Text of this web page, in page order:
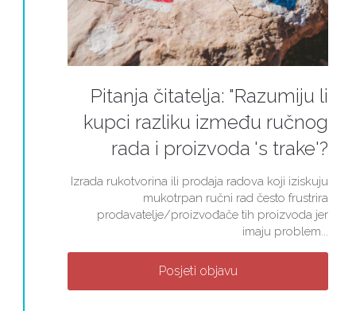
Pitanja čitatelja: "Razumiju li
kupci razliku između ručnog
rada i proizvoda 's trake'?
Izrada rukotvorina ili prodaja radova koji iziskuju
mukotrpan ručni rad često frustrira
prodavatelje/proizvođače tih proizvoda jer
imaju problem...
Posjeti objavu